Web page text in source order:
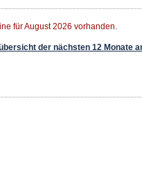
für August 2026 vorhanden.
der nächsten 12 Monate